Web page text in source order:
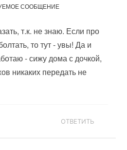
СООБЩЕНИЕ
т.к. не знаю. Если про
то тут - увы! Да и
- сижу дома с дочкой,
никаких передать не
ОТВЕТИТЬ